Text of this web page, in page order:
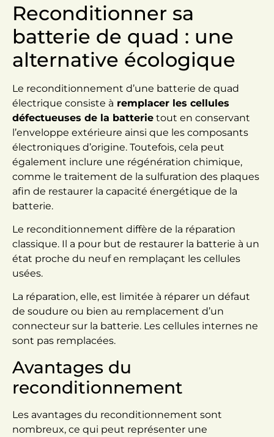
Reconditionner sa
batterie de quad : une
alternative écologique
Le reconditionnement d’une batterie de quad
électrique consiste à remplacer les cellules
défectueuses de la batterie tout en conservant
l’enveloppe extérieure ainsi que les composants
électroniques d’origine. Toutefois, cela peut
également inclure une régénération chimique,
comme le traitement de la sulfuration des plaques
afin de restaurer la capacité énergétique de la
batterie.
Le reconditionnement diffère de la réparation
classique. Il a pour but de restaurer la batterie à un
état proche du neuf en remplaçant les cellules
usées.
La réparation, elle, est limitée à réparer un défaut
de soudure ou bien au remplacement d’un
connecteur sur la batterie. Les cellules internes ne
sont pas remplacées.
Avantages du
reconditionnement
Les avantages du reconditionnement sont
nombreux, ce qui peut représenter une